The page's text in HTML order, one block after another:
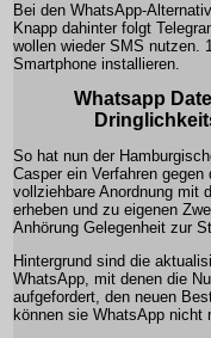
Bei den WhatsApp-
Knapp dahinter folgt
wollen wieder SMS nutzen.
Smartphone installieren.
Whatsapp
So hat nun der
Casper ein Verfahren
vollziehbare Anordnung mit
erheben und zu eigenen
Anhörung Gelegenheit zur
Hintergrund sind die
WhatsApp, mit denen die
aufgefordert, den neuen
können sie WhatsApp nicht